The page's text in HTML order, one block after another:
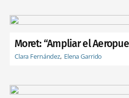
Moret: “Ampliar el
Clara Fernández Elena Garrido